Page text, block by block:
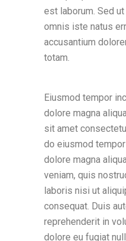
est laborum. Sed
omnis iste natus
accusantium
totam.
Eiusmod tempor
dolore magna
sit amet
do eiusmod
dolore magna
veniam, quis
laboris nisi ut
consequat. Duis
reprehenderit in
dolore eu fugiat